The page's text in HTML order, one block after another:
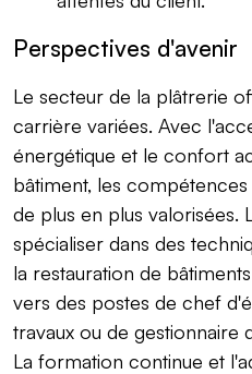
Perspectives d'avenir
Le secteur de la plâtrerie
carrière variées. Avec
énergétique et le confort
bâtiment, les
de plus en plus valorisées.
spécialiser dans des
la restauration de
vers des postes de chef
travaux ou de gestionnaire
La formation continue et